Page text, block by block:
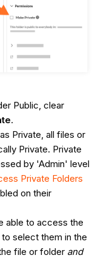
Public, clear
.
Private, all files or
Private. Private
by 'Admin' level
Private Folders
on their
able to access the
select them in the
file or folder and